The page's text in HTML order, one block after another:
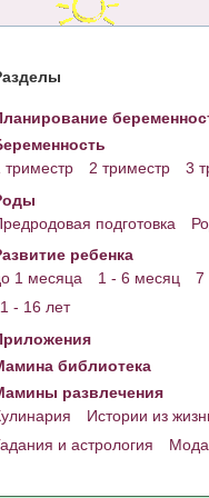
триместр
2 триместр
3
подготовка
ребенка
1 месяца
1 - 6 месяц 7
- 16 лет
библиотека
развлечения
Истории из
и астрология
Мода